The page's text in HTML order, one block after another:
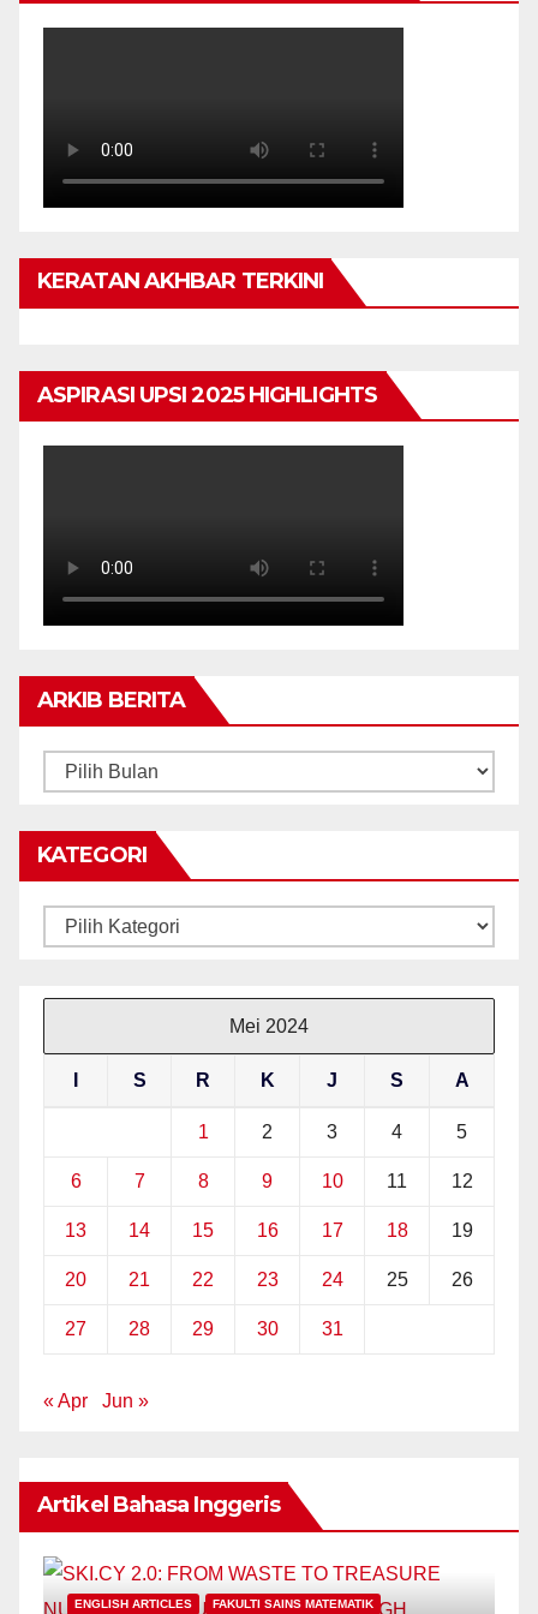
KERATAN AKHBAR TERKINI
ASPIRASI UPSI 2025 HIGHLIGHTS
ARKIB BERITA
ARKIB
KATEGORI
Kategori
Mei 2024
S R K J S A
1 2 3 4 5
6 7 8 9 10 11 12
13 14 15 16 17 18 19
20 21 22 23 24 25 26
27 28 29 30 31
« Apr Jun »
Artikel Bahasa Inggeris
ENGLISH ARTICLES FAKULTI SAINS MATEMATIK